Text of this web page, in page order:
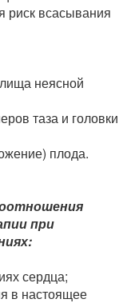
риск всасывания
неясной
таза и головки
плода.
при
сердца;
в настоящее